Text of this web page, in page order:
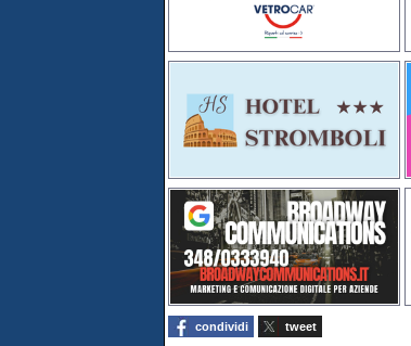
condividi tweet